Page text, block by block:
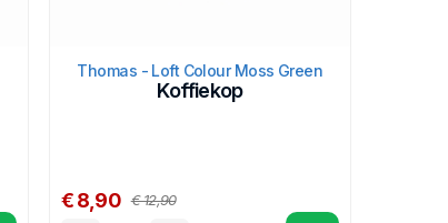
Thomas - Loft Colour Moss Green
Koffiekop
€ 8,90 € 12,90